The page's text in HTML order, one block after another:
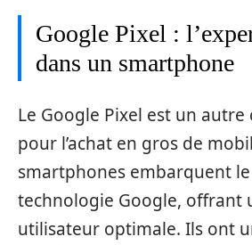
Google Pixel :
dans un smartphone
Le Google Pixel est un
pour l’achat en gros de
smartphones embarquent
technologie Google, offrant
utilisateur optimale. Ils ont